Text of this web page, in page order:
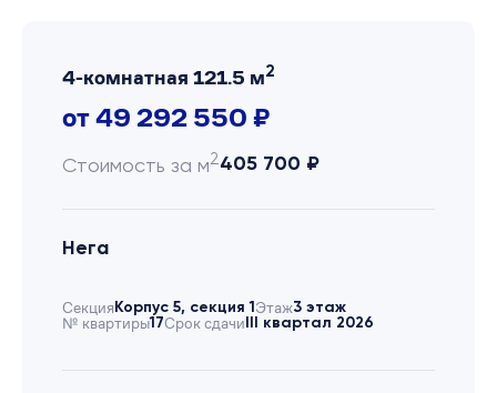
4-комнатная 121.5 м2
от 49 292 550 ₽
Стоимость за м2405 700 ₽
Нега
СекцияКорпус 5, секция 1Этаж3 этаж
№ квартиры17Срок сдачиIII квартал 2026